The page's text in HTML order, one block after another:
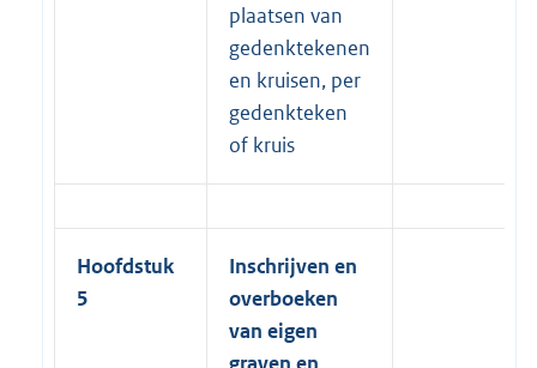
plaatsen van
gedenktekenen
en kruisen, per
gedenkteken
of kruis
Hoofdstuk
5
Inschrijven en
overboeken
van eigen